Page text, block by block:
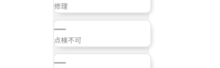
修理
点検不可